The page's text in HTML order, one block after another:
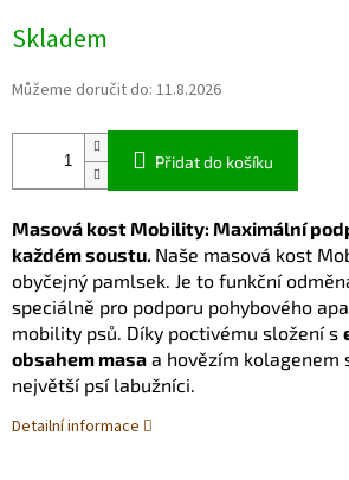
cena:
Skladem
Můžeme doručit do: 11.8.2026
Přidat do košíku
Masová kost Mobility: Maximální
každém soustu. Naše masová kost
obyčejný pamlsek. Je to funkční
speciálně pro podporu pohybového
mobility psů. Díky poctivému složení s
obsahem masa a hovězím kolagenem
největší psí labužníci.
Detailní informace